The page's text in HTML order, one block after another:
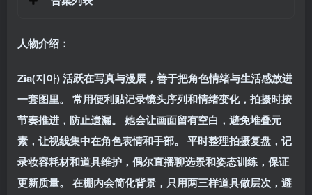
人物介绍：
Zia(지아) 活跃在写真与漫展，善于把角色情绪与生活感放进
一套图里。 常用便利贴记录镜头序列和情绪变化，拍摄时按
节奏推进，防止遗漏。 她会让画面留有空白，避免堆叠元
素，让视线集中在角色表情和手部。 平时整理拍摄复盘，记
录妆容耗材和道具维护，偶尔直播聊选景和姿态训练，保证
更新质量。 在棚内会简化背景，只用两三样道具做层次，避